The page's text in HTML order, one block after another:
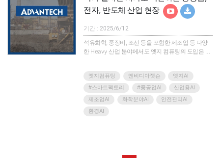
전자, 반도체 산업 현장
기간 : 2025/6/12
석유화학, 중장비, 조선 등을 포함한 제조업 등 다양
한 Heavy 산업 분야에서도 엣지 컴퓨팅의 도입은 디
래 산업 현장에 최적화된 AI 기반 엣지 컴퓨팅 솔루션
을 제공하는 어드밴텍은 안전관리, 작업 환경 모니터
링을 포함한 분야에서 다양한 엣지 AI 성공사례를 만
들어가고 있는 비비티에이아이와 함께 엣지AI 도입
의 필요성과 실전 전략을 제안합니다. 이번 웨비나에
엣지컴퓨팅 엔비디아젯슨
엣지AI
#스마트팩토리
#중공업AI
산업용AI
제조업AI
화학분야AI
안전관리AI
환경AI